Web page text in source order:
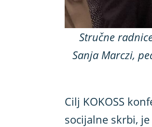
Stručne
Sanja Marczi,
Cilj KOKOSS
socijalne skrbi,